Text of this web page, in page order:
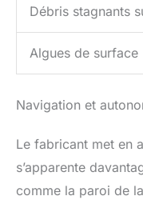
Débris stagnants
Algues de surface
Navigation et
Le fabricant met en
s’apparente
comme la paroi de